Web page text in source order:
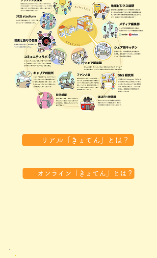
リアル「きょてん」とは？
オンライン「きょてん」とは？